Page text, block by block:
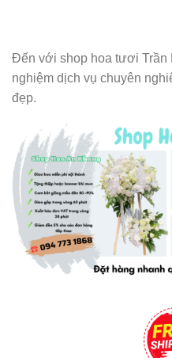
Đến với shop hoa tươi Trần
nghiệm dịch vụ chuyên
đẹp.